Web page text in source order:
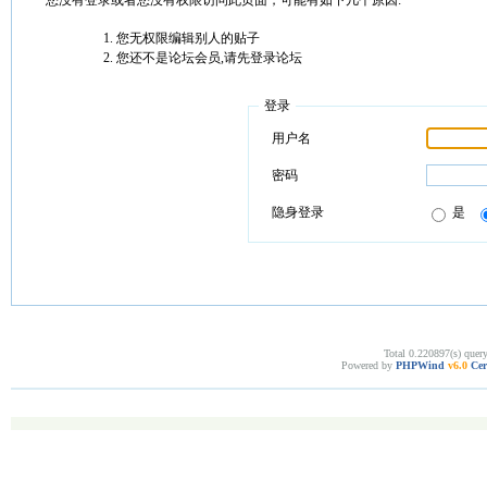
您无权限编辑别人的贴子
您还不是论坛会员,请先登录论坛
登录
用户名
密码
隐身登录 是
Total 0.220897(s)
Powered by PHPWind v6.0